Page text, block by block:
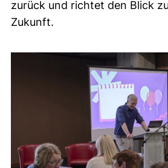
zurück und richtet den Blick
Zukunft.